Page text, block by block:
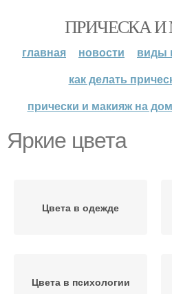
ПРИЧЕСКА
главная новости
виды
как делать
прически и макияж на
Яркие цвета
Цвета в одежде
Цвета в психологии